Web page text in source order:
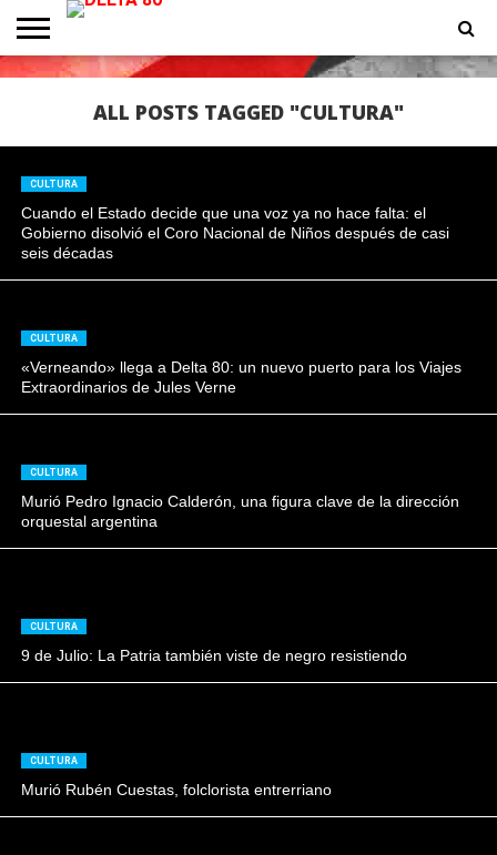
ENTREVISTAS
ALL POSTS TAGGED "CULTURA"
CULTURA
Cuando el Estado decide que una voz ya no hace falta: el
Gobierno disolvió el Coro Nacional de Niños después de casi
seis décadas
CULTURA
«Verneando» llega a Delta 80: un nuevo puerto para los Viajes
Extraordinarios de Jules Verne
CULTURA
Murió Pedro Ignacio Calderón, una figura clave de la dirección
orquestal argentina
CULTURA
9 de Julio: La Patria también viste de negro resistiendo
CULTURA
Murió Rubén Cuestas, folclorista entrerriano